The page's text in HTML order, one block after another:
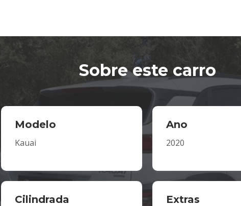
Sobre este carro
Modelo
Kauai
Ano
2020
Cilindrada Extras